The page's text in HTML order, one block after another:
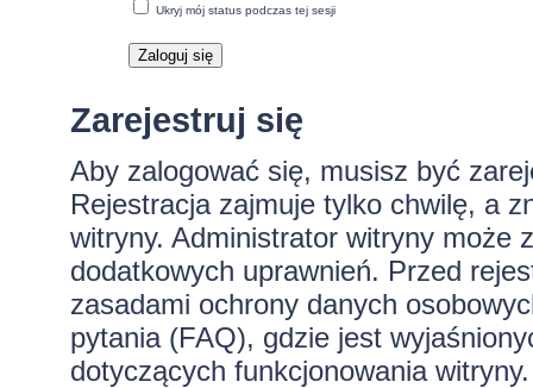
Ukryj mój status podczas tej sesji
Zarejestruj się
Aby zalogować się, musisz być
Rejestracja zajmuje tylko chwilę, a
witryny. Administrator witryny może
dodatkowych uprawnień. Przed
zasadami ochrony danych
pytania (FAQ), gdzie jest
dotyczących funkcjonowania witryny.